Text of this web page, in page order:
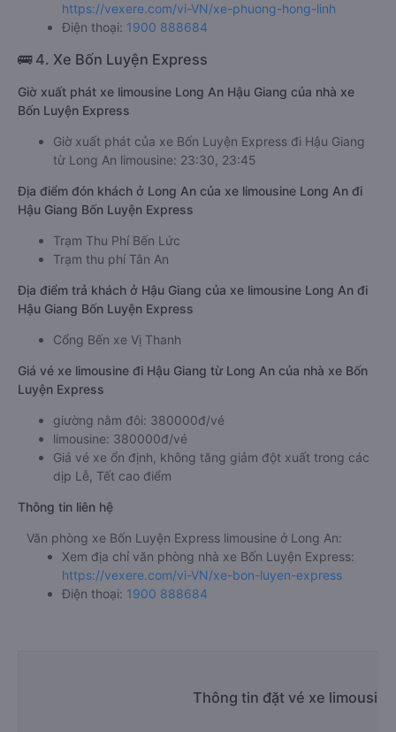
https://vexere.com/vi-VN/xe-phuong-hong-linh
Điện thoại: 1900 888684
🚌 4. Xe Bốn Luyện Express
Giờ xuất phát xe limousine Long An Hậu Giang của nhà xe
Bốn Luyện Express
Giờ xuất phát của xe Bốn Luyện Express đi Hậu Giang
từ Long An limousine: 23:30, 23:45
Địa điểm đón khách ở Long An của xe limousine Long An đi
Hậu Giang Bốn Luyện Express
Trạm Thu Phí Bến Lức
Trạm thu phí Tân An
Địa điểm trả khách ở Hậu Giang của xe limousine Long An đi
Hậu Giang Bốn Luyện Express
Cổng Bến xe Vị Thanh
Giá vé xe limousine đi Hậu Giang từ Long An của nhà xe Bốn
Luyện Express
giường nằm đôi: 380000đ/vé
limousine: 380000đ/vé
Giá vé xe ổn định, không tăng giảm đột xuất trong các
dịp Lễ, Tết cao điểm
Thông tin liên hệ
Văn phòng xe Bốn Luyện Express limousine ở Long An:
Xem địa chỉ văn phòng nhà xe Bốn Luyện Express:
https://vexere.com/vi-VN/xe-bon-luyen-express
Điện thoại: 1900 888684
Thông tin đặt vé xe